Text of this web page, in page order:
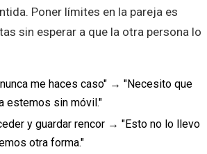
Poner límites en la pareja es
sin esperar a que la otra persona lo
me haces caso" → "Necesito que
estemos sin móvil."
y guardar rencor → "Esto no lo llevo
otra forma."